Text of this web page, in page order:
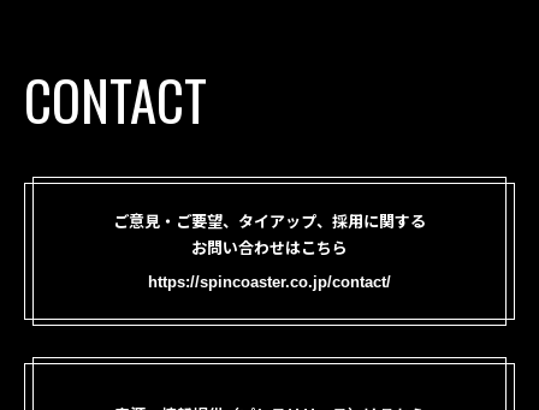
CONTACT
ご意見・ご要望、タイアップ、採用に関する
お問い合わせはこちら
https://spincoaster.co.jp/contact/